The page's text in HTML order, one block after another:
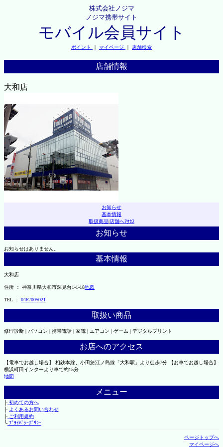
株式会社ノジマ
ノジマ携帯サイト
モバイル会員サイト
ポイント ｜ マイページ ｜ 店舗検索
店舗情報
大和店
お知らせ
基本情報
取扱商品|店舗へｱｸｾｽ
お知らせ
お知らせはありません。
基本情報
大和店
住所 ： 神奈川県大和市深見台1-1-18地図
TEL ： 0462005021
取扱い商品
修理診断 | パソコン | 携帯電話 | 家電 | エアコン | ゲーム | デジタルプリント
お店へのアクセス
【電車でお越し場合】 相鉄本線、小田急江ノ島線「大和駅」より徒歩7分 【お車でお越し場合】
横浜町田インターより車で約15分
地図
メニュー
├初めての方へ
├ よくあるお問い合わせ
├ご利用規約
└ﾌﾟﾗｲﾊﾞｼｰﾎﾟﾘｼｰ
ページトップへ
マイページへ